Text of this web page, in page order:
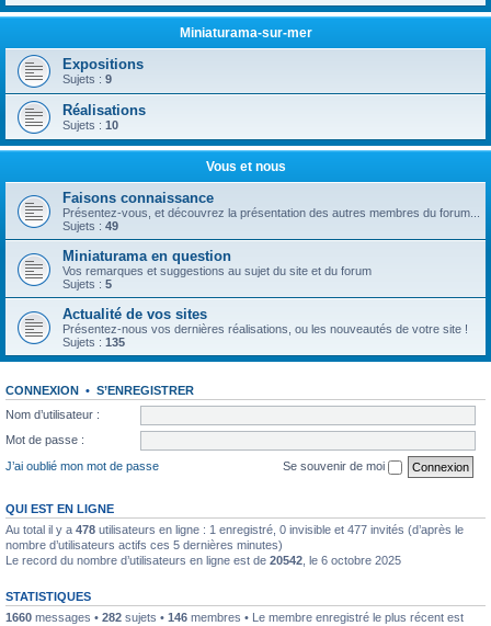
Miniaturama-sur-mer
Expositions
Sujets : 9
Réalisations
Sujets : 10
Vous et nous
Faisons connaissance
Présentez-vous, et découvrez la présentation des autres membres du forum...
Sujets : 49
Miniaturama en question
Vos remarques et suggestions au sujet du site et du forum
Sujets : 5
Actualité de vos sites
Présentez-nous vos dernières réalisations, ou les nouveautés de votre site !
Sujets : 135
CONNEXION • S’ENREGISTRER
Nom d’utilisateur :
Mot de passe :
J’ai oublié mon mot de passe
Se souvenir de moi
QUI EST EN LIGNE
Au total il y a 478 utilisateurs en ligne : 1 enregistré, 0 invisible et 477 invités (d’après le
nombre d’utilisateurs actifs ces 5 dernières minutes)
Le record du nombre d’utilisateurs en ligne est de 20542 , le 6 octobre 2025
STATISTIQUES
1660 messages • 282 sujets • 146 membres • Le membre enregistré le plus récent est